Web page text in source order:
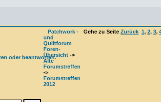
Patchwork -
und
Quiltforum
Foren-
Übersicht ->
Alte
Forumstreffen
->
Forumstreffen
2012
Gehe zu Seite Zurück 1, 2, 3,